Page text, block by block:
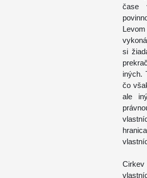
čase
si
iných.
čo
ale
Cirkev